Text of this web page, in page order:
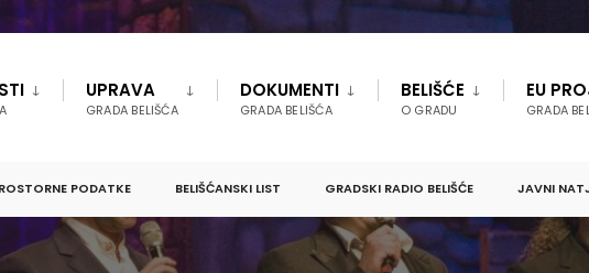
UPRAVA
GRADA BELIŠĆA
DOKUMENTI
GRADA BELIŠĆA
BELIŠĆE
O GRADU
EU
GRADA
PODATKE BELIŠĆANSKI LIST GRADSKI RADIO BELIŠĆE JAVNI